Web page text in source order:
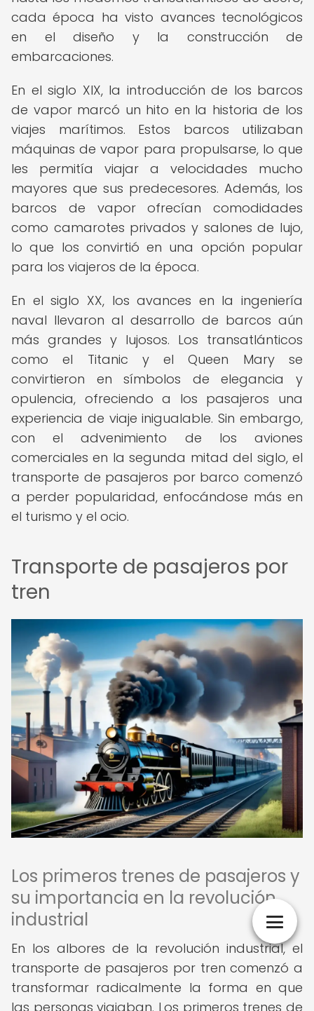
cada época ha visto avances tecnológicos
en el diseño y la construcción de
embarcaciones.
En el siglo XIX, la introducción de los barcos
de vapor marcó un hito en la historia de los
viajes marítimos. Estos barcos utilizaban
máquinas de vapor para propulsarse, lo que
les permitía viajar a velocidades mucho
mayores que sus predecesores. Además, los
barcos de vapor ofrecían comodidades
como camarotes privados y salones de lujo,
lo que los convirtió en una opción popular
para los viajeros de la época.
En el siglo XX, los avances en la ingeniería
naval llevaron al desarrollo de barcos aún
más grandes y lujosos. Los transatlánticos
como el Titanic y el Queen Mary se
convirtieron en símbolos de elegancia y
opulencia, ofreciendo a los pasajeros una
experiencia de viaje inigualable. Sin embargo,
con el advenimiento de los aviones
comerciales en la segunda mitad del siglo, el
transporte de pasajeros por barco comenzó
a perder popularidad, enfocándose más en
el turismo y el ocio.
Transporte de pasajeros por
tren
Los primeros trenes de pasajeros y
su importancia en la revolución
industrial
En los albores de la revolución industrial, el
transporte de pasajeros por tren comenzó a
transformar radicalmente la forma en que
las personas viajaban. Los primeros trenes de